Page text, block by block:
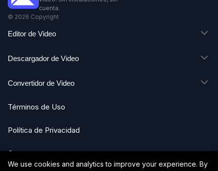
We use cookies and analytics to improve your experience. By
Editor de Video
Descargador de Video
Convertidor de Video
Términos de Uso
Política de Privacidad
Contacto
cuenta.
© 2026 Copyright